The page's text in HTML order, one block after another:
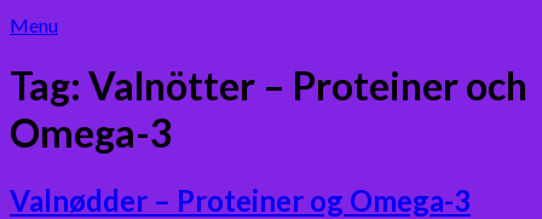
Menu
Tag: Valnötter – Proteiner och
Omega-3
Valnødder – Proteiner og Omega-3